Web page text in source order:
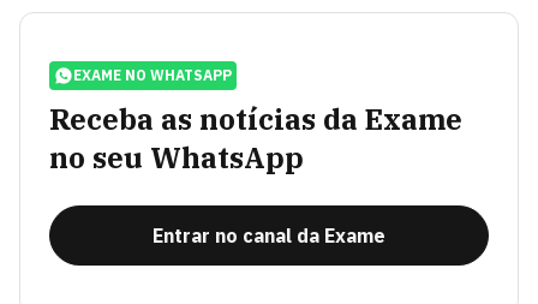
EXAME NO WHATSAPP
Receba as notícias da Exame
no seu WhatsApp
Entrar no canal da Exame